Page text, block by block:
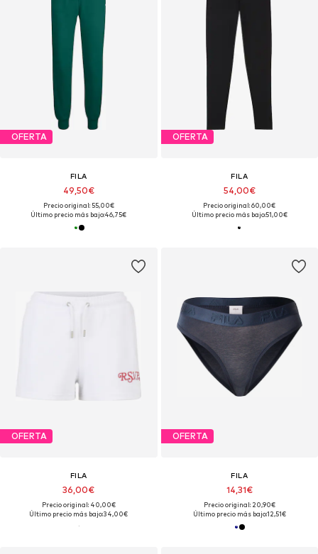
OFERTA
FILA
49,50€
Precio original: 55,00€
Último precio más bajo:46,75€
OFERTA
FILA
54,00€
Precio original: 60,00€
Último precio más bajo:51,00€
OFERTA
FILA
36,00€
Precio original: 40,00€
Último precio más bajo:34,00€
OFERTA
FILA
14,31€
Precio original: 20,90€
Último precio más bajo:12,51€